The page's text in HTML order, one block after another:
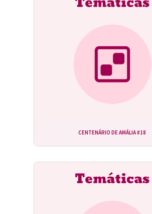
CENTENÁRIO DE AMÁLIA #18